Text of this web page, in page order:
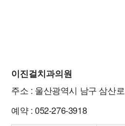
이진걸치과의원
주소 : 울산광역시 남구 삼산로
예약 : 052-276-3918